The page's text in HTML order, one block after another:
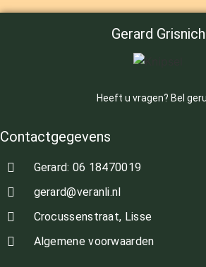
Gerard Grisnich
Heeft u vragen? Bel
Contactgegevens
Gerard: 06 18470019
gerard@veranli.nl
Crocussenstraat, Lisse
Algemene voorwaarden